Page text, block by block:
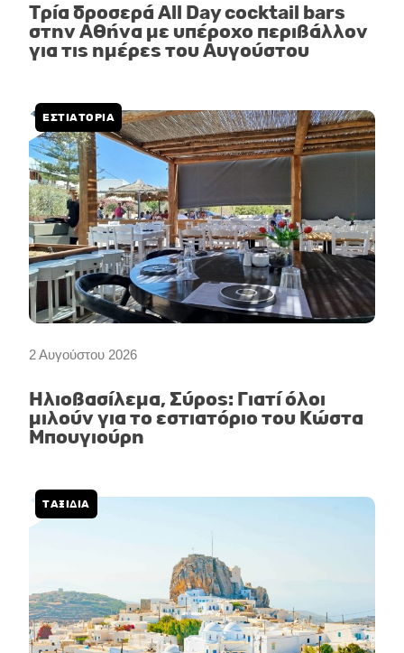
Τρία δροσερά All Day cocktail bars
στην Αθήνα με υπέροχο περιβάλλον
για τις ημέρες του Αυγούστου
2 Αυγούστου 2026
ΕΣΤΙΑΤΟΡΙΑ
Ηλιοβασίλεμα, Σύρος: Γιατί όλοι
μιλούν για το εστιατόριο του Κώστα
Μπουγιούρη
ΤΑΞΙΔΙΑ